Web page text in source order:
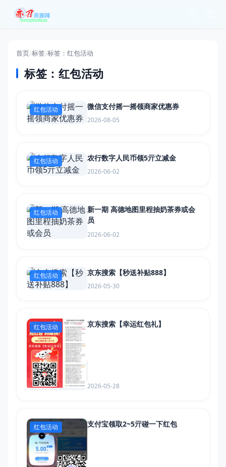
首页/标签/标签：红包活动
标签：红包活动
红包活动 微信支付摇一摇领商家优惠券
2026-08-05
红包活动 农行数字人民币领5亓立减金
2026-06-02
红包活动
新一期 高德地图里程抽奶茶券或会
员
2026-06-02
红包活动 京东搜索【秒送补贴888】
2026-05-30
红包活动 京东搜索【幸运红包礼】
2026-05-28
红包活动 支付宝领取2~5亓碰一下红包